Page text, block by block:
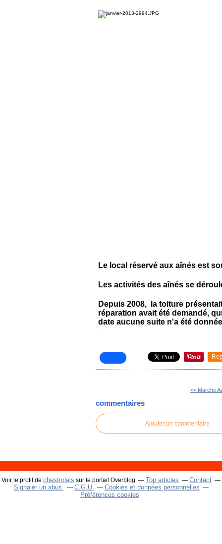
Le local réservé aux aînés est
Les activités des aînés se
Depuis 2008, la toiture
réparation avait été demandé,
date aucune suite n'a été
<< Marche
commentaires
Ajouter un commentaire
Voir le profil de chestrolais sur le portail Overblog Top articles
Contact
Signaler un abus
C.G.U.
Cookies et données personnelles
Préférences cookies